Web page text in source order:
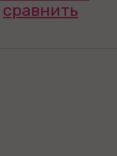
сравнить